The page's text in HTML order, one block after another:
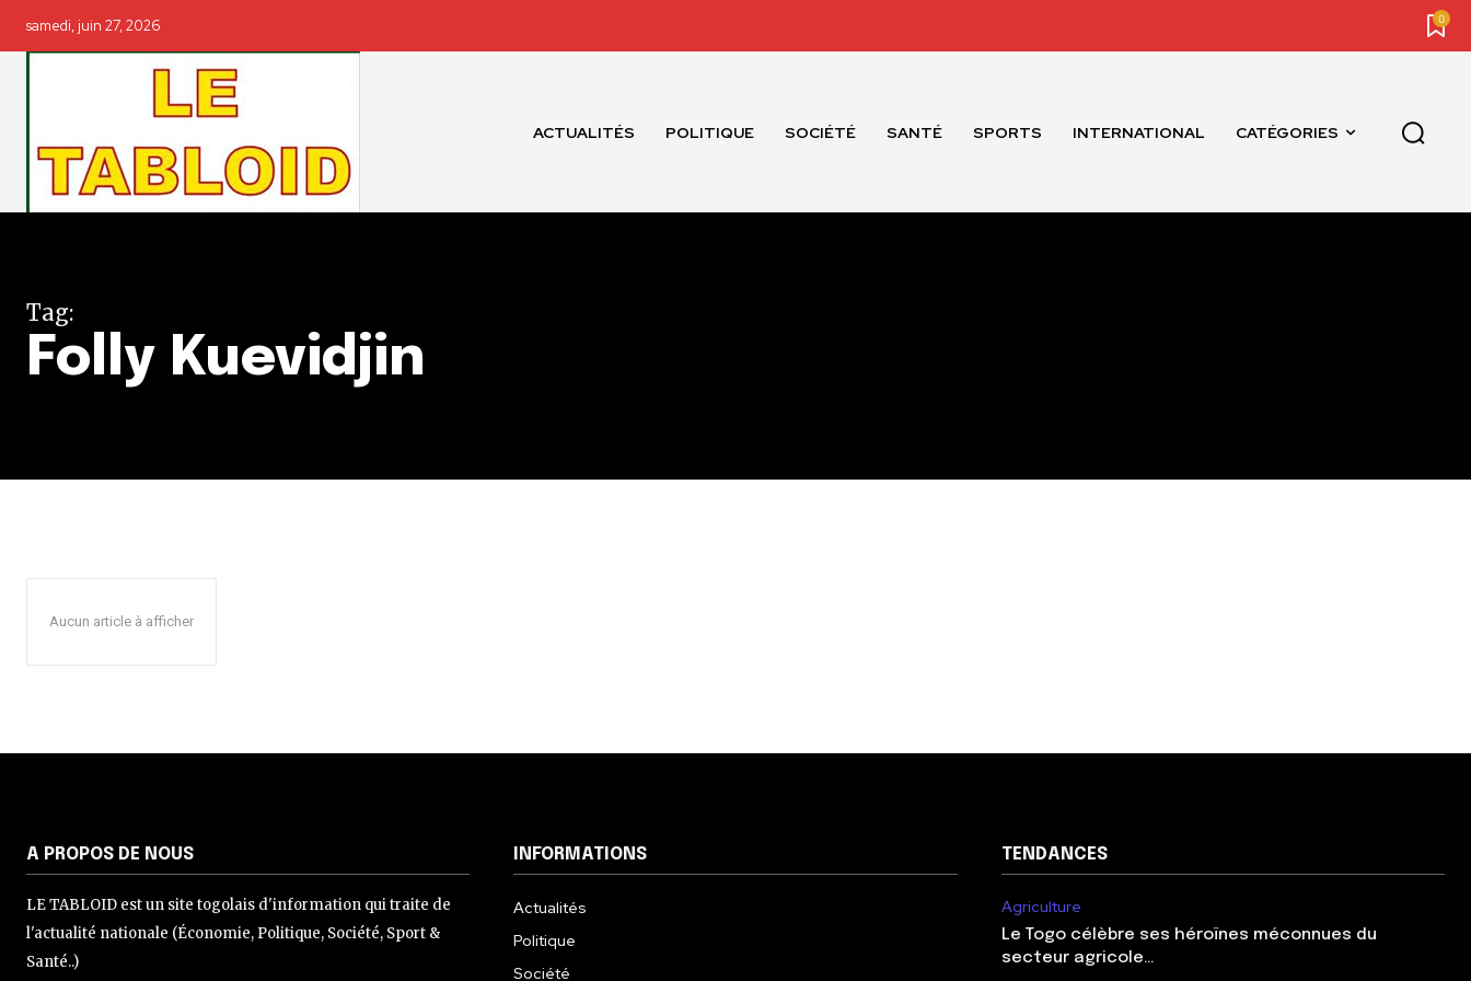
samedi, juin 27, 2026 0
ACTUALITÉS POLITIQUE SOCIÉTÉ SANTÉ SPORTS INTERNATIONAL CATÉGORIES
Tag:
Folly Kuevidjin
Aucun article à afficher
A PROPOS DE NOUS
LE TABLOID est un site togolais d'information qui traite de
l'actualité nationale (Économie, Politique, Société, Sport &
Santé..)
INFORMATIONS
Actualités
Politique
Société
TENDANCES
Agriculture
Le Togo célèbre ses héroïnes méconnues du
secteur agricole…